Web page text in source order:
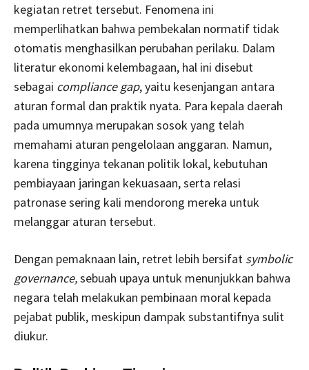
kegiatan retret tersebut. Fenomena ini
memperlihatkan bahwa pembekalan normatif tidak
otomatis menghasilkan perubahan perilaku. Dalam
literatur ekonomi kelembagaan, hal ini disebut
sebagai compliance gap, yaitu kesenjangan antara
aturan formal dan praktik nyata. Para kepala daerah
pada umumnya merupakan sosok yang telah
memahami aturan pengelolaan anggaran. Namun,
karena tingginya tekanan politik lokal, kebutuhan
pembiayaan jaringan kekuasaan, serta relasi
patronase sering kali mendorong mereka untuk
melanggar aturan tersebut.
Dengan pemaknaan lain, retret lebih bersifat symbolic
governance,sebuah upaya untuk menunjukkan bahwa
negara telah melakukan pembinaan moral kepada
pejabat publik, meskipun dampak substantifnya sulit
diukur.